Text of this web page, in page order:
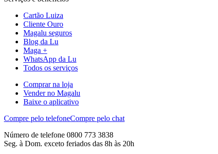
Cartão Luiza
Cliente Ouro
Magalu seguros
Blog da Lu
Maga +
WhatsApp da Lu
Todos os serviços
Comprar na loja
Vender no Magalu
Baixe o aplicativo
Compre pelo telefoneCompre pelo chat
Número de telefone 0800 773 3838
Seg. à Dom. exceto feriados das 8h às 20h